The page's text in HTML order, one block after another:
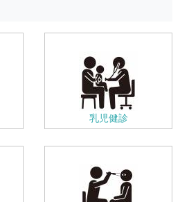
乳児健診